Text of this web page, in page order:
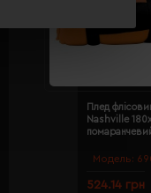
Модель:
Плед
Nashville
524.14 грн